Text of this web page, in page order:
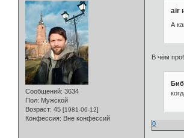
Сообщений: 3634
Пол: Мужской
Возраст: 45 [1981-06-12]
Конфессия: Вне конфессий
air
А
В чём
0